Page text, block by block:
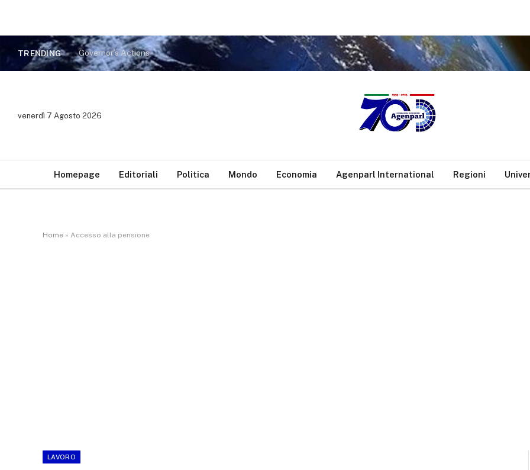
TRENDING Governor’s Actions
venerdì 7 Agosto 2026
Homepage Editoriali Politica Mondo Economia Agenparl International Regioni
Home » Accesso alla pensione
LAVORO